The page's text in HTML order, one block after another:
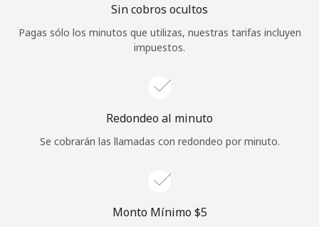
¿Olvidaste tu contraseña? →
Iniciar Sesión
Sin cobros ocultos
Pagas sólo los minutos que utilizas, nuestras tarifas incluyen
impuestos.
Redondeo al minuto
Se cobrarán las llamadas con redondeo por minuto.
Monto Mínimo ⁦$5⁩